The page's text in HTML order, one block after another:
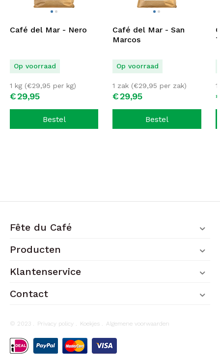
Café del Mar - Nero
Op voorraad
€29,95
1 kg (€29,95 per kg)
Bestel
Café del Mar - San
Marcos
Op voorraad
€29,95
1 zak (€29,95 per zak)
Bestel
Fête du Café
Producten
Klantenservice
Contact
© 2023 . Privacy policy . Koekjes . Algemene voorwaarden